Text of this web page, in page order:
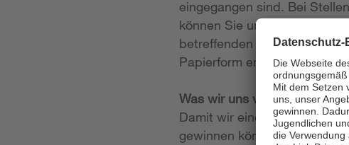
eingegangen sind. Bei
können Sie uns Ihre
betreffenden Stellenanzeige
Papierform entgegen.
Was wir uns von Ihrer
Damit wir einen möglichst
gewinnen können, legen wir